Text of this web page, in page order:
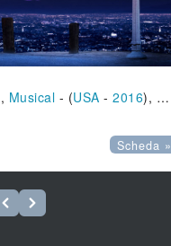
, Musical - (USA -2016), 126 min.
Scheda »